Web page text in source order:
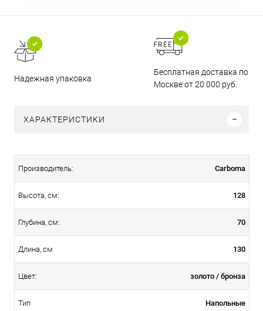
Надежная упаковка
Бесплатная доставка по
Москве от 20 000 руб.
ХАРАКТЕРИСТИКИ
Производитель: Carboma
Высота, см: 128
Глубина, см: 70
Длина, см 130
Цвет: золото / бронза
Тип Напольные